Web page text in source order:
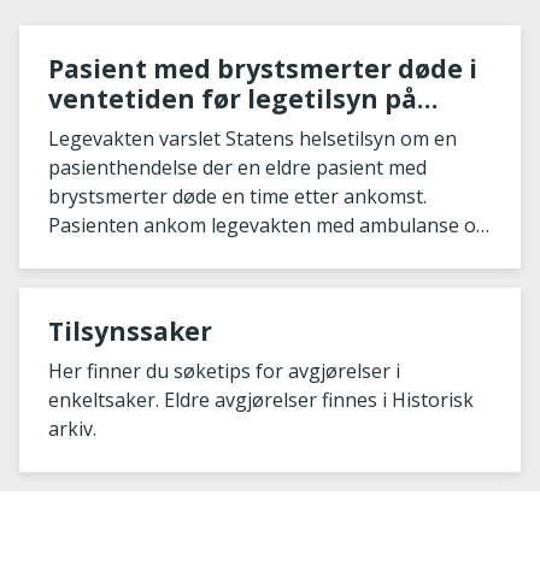
Pasient med brystsmerter døde i
ventetiden før legetilsyn på
legevakt
Legevakten varslet Statens helsetilsyn om en
pasienthendelse der en eldre pasient med
brystsmerter døde en time etter ankomst.
Pasienten ankom legevakten med ambulanse og
Tilsynssaker
Her finner du søketips for avgjørelser i
enkeltsaker. Eldre avgjørelser finnes i Historisk
arkiv.